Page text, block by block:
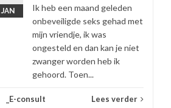
JAN
Ik heb een maand geleden
onbeveiligde seks gehad met
mijn vriendje, ik was
ongesteld en dan kan je niet
zwanger worden heb ik
gehoord. Toen...
_E-consult Lees verder